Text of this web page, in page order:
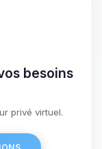
besoins
privé virtuel.